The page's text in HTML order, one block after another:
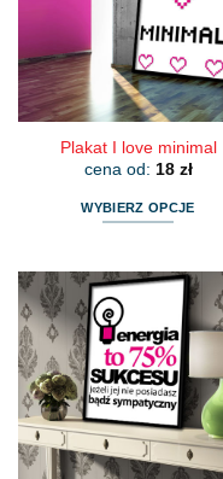
Plakat I love minimal
cena od: 18 zł
WYBIERZ OPCJE
ma
wariantów.
Opcje
można
wybrać
na
stronie